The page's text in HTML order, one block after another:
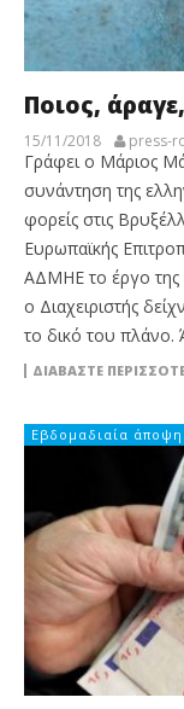
Ποιος,
15/11/2018 press-
Γράφει ο Μάριος
συνάντηση της
φορείς στις
Ευρωπαϊκής
ΑΔΜΗΕ το έργο της
ο Διαχειριστής
το δικό του πλάνο.
ΔΙΑΒΆΣΤΕ
Εβδομαδιαία άποψη